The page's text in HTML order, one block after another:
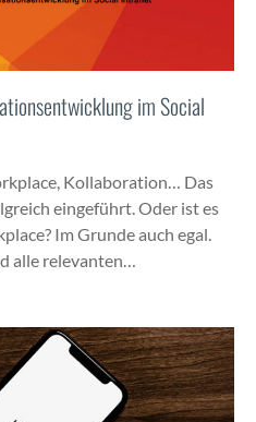
im Social
Kol­lab­o­ra­tion… Das
einge­führt. Oder ist es
Im Grunde auch egal.
alle rel­e­van­ten…